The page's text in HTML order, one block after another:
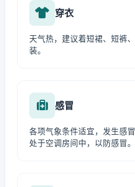
穿衣
天气热，建议着短裙、短裤
装。
感冒
各项气象条件适宜，发生感
处于空调房间中，以防感冒。